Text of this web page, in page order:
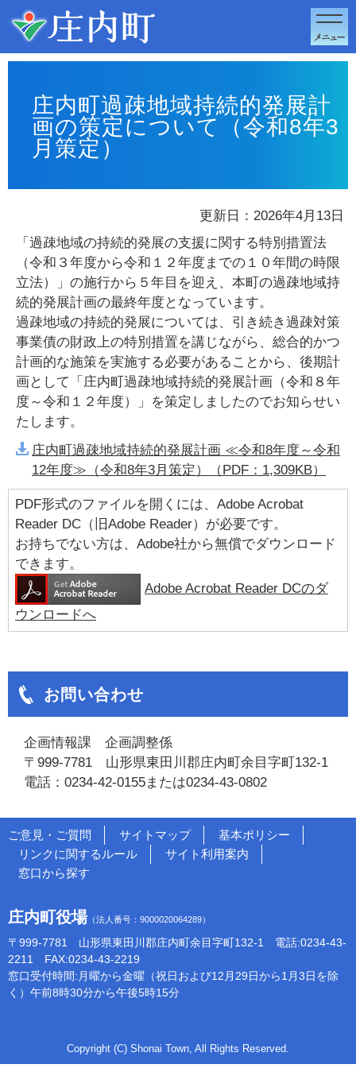
このページの本文へ移動
庄内町過疎地域持続的発展計
画の策定について（令和8年3
月策定）
更新日：2026年4月13日
「過疎地域の持続的発展の支援に関する特別措置法
（令和３年度から令和１２年度までの１０年間の時限
立法）」の施行から５年目を迎え、本町の過疎地域持
続的発展計画の最終年度となっています。
過疎地域の持続的発展については、引き続き過疎対策
事業債の財政上の特別措置を講じながら、総合的かつ
計画的な施策を実施する必要があることから、後期計
画として「庄内町過疎地域持続的発展計画（令和８年
度～令和１２年度）」を策定しましたのでお知らせい
たします。
庄内町過疎地域持続的発展計画 ≪令和8年度～令和
12年度≫（令和8年3月策定）（PDF：1,309KB）
PDF形式のファイルを開くには、Adobe Acrobat
Reader DC（旧Adobe Reader）が必要です。
お持ちでない方は、Adobe社から無償でダウンロード
できます。
Adobe Acrobat Reader DCのダ
ウンロードへ
お問い合わせ
企画情報課 企画調整係
〒999-7781 山形県東田川郡庄内町余目字町132-1
電話：0234-42-0155または0234-43-0802
ご意見・ご質問 サイトマップ
基本ポリシー
リンクに関するルール
サイト利用案内
窓口から探す
庄内町役場（法人番号：9000020064289）
〒999-7781 山形県東田川郡庄内町余目字町132-1 電話:0234-43-
2211 FAX:0234-43-2219
窓口受付時間:月曜から金曜（祝日および12月29日から1月3日を除
く）午前8時30分から午後5時15分
Copyright (C) Shonai Town, All Rights Reserved.